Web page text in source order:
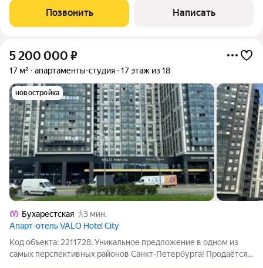
первого дня: Студия уже сдается через Управляющую
компанию Valo. Подтвержденный
Позвонить Написать
5 200 000 ₽
17 м² апартаменты-студия 17 этаж из 18
новостройка
Бухарестская
3 мин.
Апарт-отель VALO Hotel City
Код объекта: 2211728. Уникальное предложение в одном из
самых перспективных районов Санкт-Петербурга! Продаётся